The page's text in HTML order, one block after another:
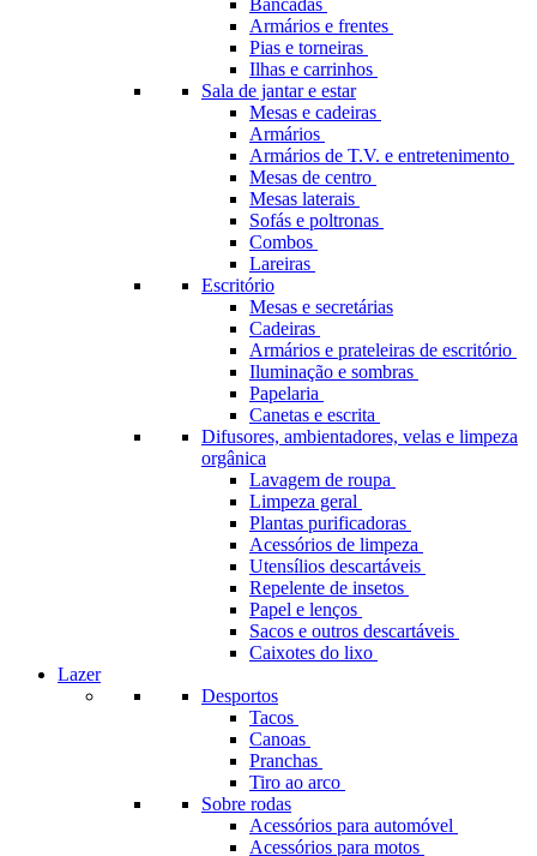
Bancadas
Armários e frentes
Pias e torneiras
Ilhas e carrinhos
Sala de jantar e estar
Mesas e cadeiras
Armários
Armários de T.V. e entretenimento
Mesas de centro
Mesas laterais
Sofás e poltronas
Combos
Lareiras
Escritório
Mesas e secretárias
Cadeiras
Armários e prateleiras de escritório
Iluminação e sombras
Papelaria
Canetas e escrita
Difusores, ambientadores, velas e limpeza
orgânica
Lavagem de roupa
Limpeza geral
Plantas purificadoras
Acessórios de limpeza
Utensílios descartáveis
Repelente de insetos
Papel e lenços
Sacos e outros descartáveis
Caixotes do lixo
Lazer
Desportos
Tacos
Canoas
Pranchas
Tiro ao arco
Sobre rodas
Acessórios para automóvel
Acessórios para motos